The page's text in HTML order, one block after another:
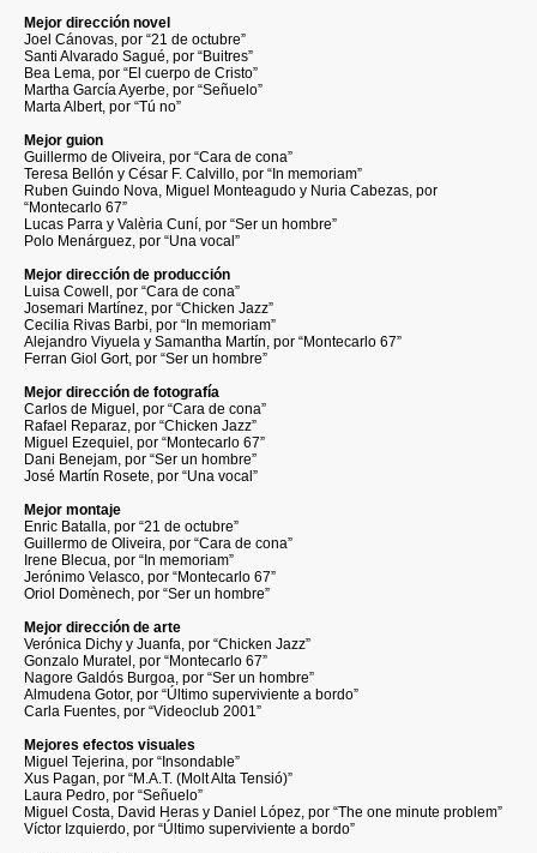
Mejor dirección novel
Joel Cánovas, por “21 de octubre”
Santi Alvarado Sagué, por “Buitres”
Bea Lema, por “El cuerpo de Cristo”
Martha García Ayerbe, por “Señuelo”
Marta Albert, por “Tú no”
Mejor guion
Guillermo de Oliveira, por “Cara de cona”
Teresa Bellón y César F. Calvillo, por “In memoriam”
Ruben Guindo Nova, Miguel Monteagudo y Nuria Cabezas, por
“Montecarlo 67”
Lucas Parra y Valèria Cuní, por “Ser un hombre”
Polo Menárguez, por “Una vocal”
Mejor dirección de producción
Luisa Cowell, por “Cara de cona”
Josemari Martínez, por “Chicken Jazz”
Cecilia Rivas Barbi, por “In memoriam”
Alejandro Viyuela y Samantha Martín, por “Montecarlo 67”
Ferran Giol Gort, por “Ser un hombre”
Mejor dirección de fotografía
Carlos de Miguel, por “Cara de cona”
Rafael Reparaz, por “Chicken Jazz”
Miguel Ezequiel, por “Montecarlo 67”
Dani Benejam, por “Ser un hombre”
José Martín Rosete, por “Una vocal”
Mejor montaje
Enric Batalla, por “21 de octubre”
Guillermo de Oliveira, por “Cara de cona”
Irene Blecua, por “In memoriam”
Jerónimo Velasco, por “Montecarlo 67”
Oriol Domènech, por “Ser un hombre”
Mejor dirección de arte
Verónica Dichy y Juanfa, por “Chicken Jazz”
Gonzalo Muratel, por “Montecarlo 67”
Nagore Galdós Burgoa, por “Ser un hombre”
Almudena Gotor, por “Último superviviente a bordo”
Carla Fuentes, por “Videoclub 2001”
Mejores efectos visuales
Miguel Tejerina, por “Insondable”
Xus Pagan, por “M.A.T. (Molt Alta Tensió)”
Laura Pedro, por “Señuelo”
Miguel Costa, David Heras y Daniel López, por “The one minute problem”
Víctor Izquierdo, por “Último superviviente a bordo”